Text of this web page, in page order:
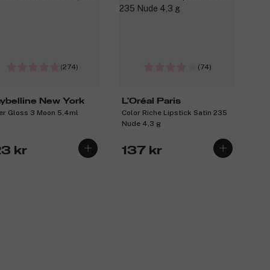
(274)
New York
Gloss 3 Moon 5,4ml
kr
(74)
L'Oréal Paris
Color Riche Lipstick Satin 235
Nude 4,3 g
137 kr